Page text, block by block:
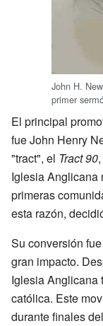
John H.
primer
El principal
fue John Henry
"tract", el Tract 90
Iglesia Anglicana
primeras
esta razón,
Su conversión
gran impacto.
Iglesia Anglicana
católica. Este
durante finales del